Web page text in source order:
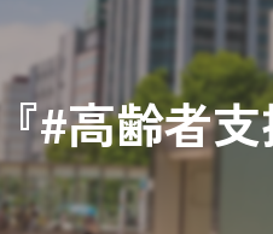
ちょい旅サポート
付き添いサービス
介助方法の相談
生活環境の相談
料金表
#高齢者